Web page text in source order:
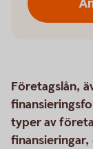
Företagslån,
typer av